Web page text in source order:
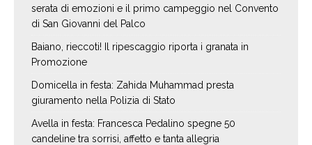
serata di emozioni e il primo campeggio nel Convento
di San Giovanni del Palco
Baiano, rieccoti! Il ripescaggio riporta i granata in
Promozione
Domicella in festa: Zahida Muhammad presta
giuramento nella Polizia di Stato
Avella in festa: Francesca Pedalino spegne 50
candeline tra sorrisi, affetto e tanta allegria